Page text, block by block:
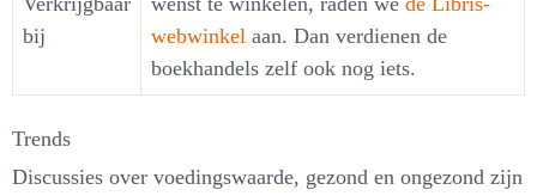
bij
webwinkel aan. Dan verdienen de
boekhandels zelf ook nog iets.
Trends
Discussies over voedingswaarde, gezond en ongezond zijn